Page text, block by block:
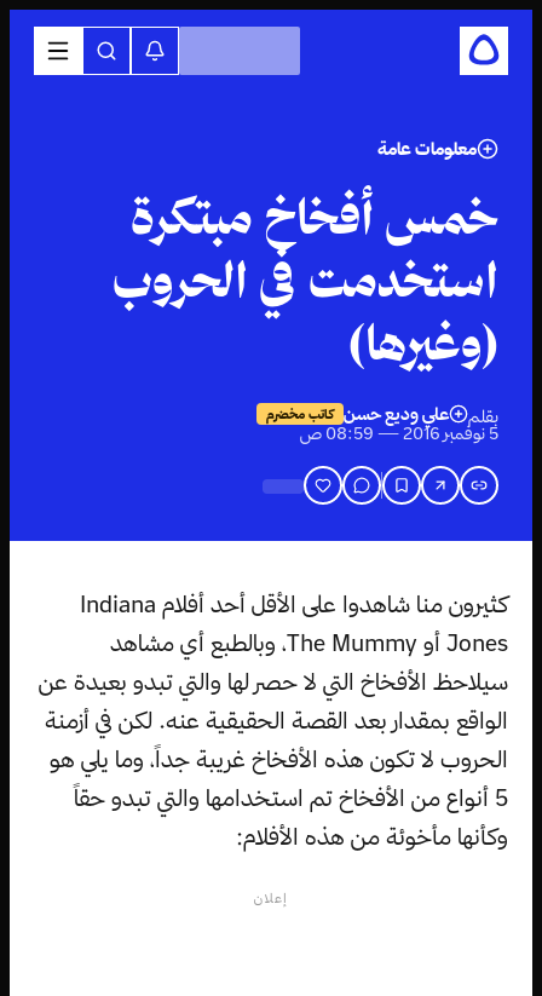
معلومات عامة
خمس أفخاخ مبتكرة
استخدمت في الحروب
(وغيرها)
بقلم علي وديع حسن كاتب مخضرم
5 نوفمبر 2016 — 08:59 ص
كثيرون منا شاهدوا على الأقل أحد أفلام Indiana
Jones أو The Mummy، وبالطبع أي مشاهد
سيلاحظ الأفخاخ التي لا حصر لها والتي تبدو بعيدة عن
الواقع بمقدار بعد القصة الحقيقية عنه. لكن في أزمنة
الحروب لا تكون هذه الأفخاخ غريبة جداً، وما يلي هو
5 أنواع من الأفخاخ تم استخدامها والتي تبدو حقاً
وكأنها مأخوئة من هذه الأفلام:
إعلان